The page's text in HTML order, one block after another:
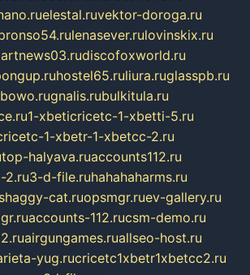
elestal.ruvektor-doroga.ru
lenasever.rulovinskix.ru
discofoxworld.ru
hostel65.ruliura.ruglasspb.ru
gnalis.rubulkitula.ru
1-xbeticricetc-1-xbetti-5.ru
1-xbetr-1-xbetcc-2.ru
top-halyava.ruaccounts112.ru
2.ru3-d-file.ruhahahaharms.ru
shaggy-cat.ruopsmgr.ruev-gallery.ru
accounts-112.rucsm-demo.ru
airgungames.ruallseo-host.ru
yug.rucricetc1xbetr1xbetcc2.ru